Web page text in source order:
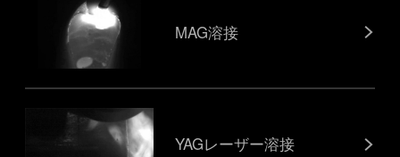
MAG溶接
YAGレーザー溶接